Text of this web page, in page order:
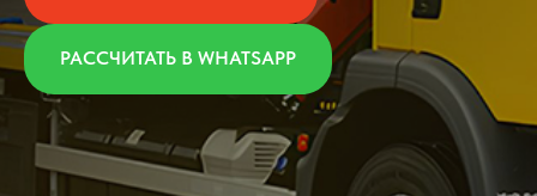
РАССЧИТАТЬ В WHATSAPP